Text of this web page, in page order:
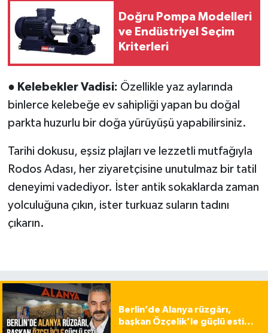
Doğru Pompa Modelleri
ve Endüstriyel Seçim
Kriterleri
● Kelebekler Vadisi: Özellikle yaz aylarında
binlerce kelebeğe ev sahipliği yapan bu doğal
parkta huzurlu bir doğa yürüyüşü yapabilirsiniz.
Tarihi dokusu, eşsiz plajları ve lezzetli mutfağıyla
Rodos Adası, her ziyaretçisine unutulmaz bir tatil
deneyimi vadediyor. İster antik sokaklarda zaman
yolculuğuna çıkın, ister turkuaz suların tadını
çıkarın.
Berlin’de Alanya rüzgârı,
başkan Özçelik’le güçlü esti…